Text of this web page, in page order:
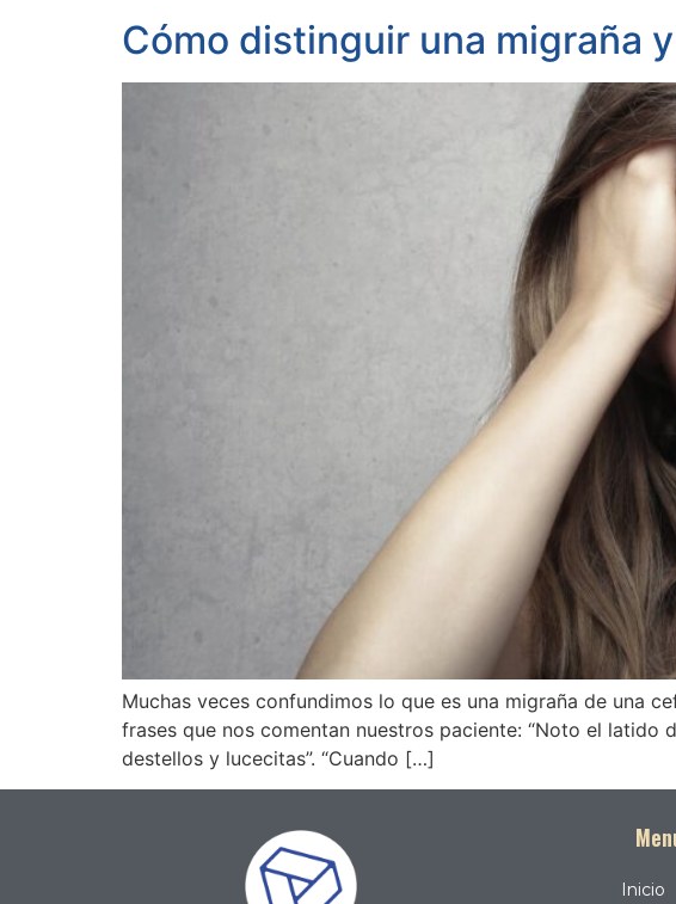
Cómo distinguir una migraña
Muchas veces confundimos lo que es una migraña de una
frases que nos comentan nuestros paciente: “Noto el latido
destellos y lucecitas”. “Cuando […]
Inicio